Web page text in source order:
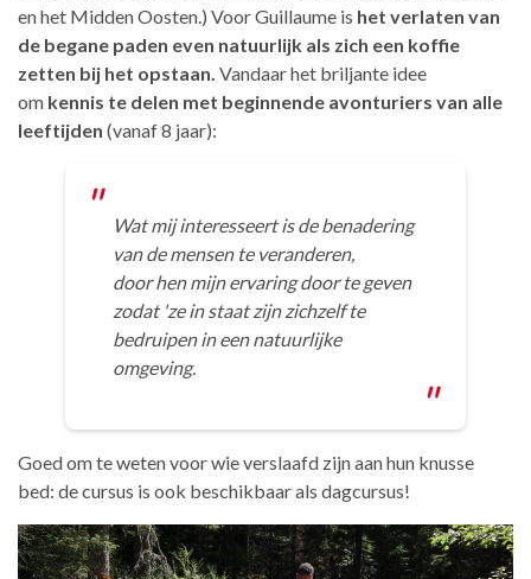
en het Midden Oosten.) Voor Guillaume is het verlaten van
de begane paden even natuurlijk als zich een koffie
zetten bij het opstaan. Vandaar het briljante idee
om kennis te delen met beginnende avonturiers van alle
leeftijden (vanaf 8 jaar):
Wat mij interesseert is de benadering
van demensen te veranderen,
doorhen mijn ervaring door tegeven
zodat 'ze instaat zijn zichzelf te
bedruipen in een natuurlijke
omgeving.
Goed om te weten voor wie verslaafd zijn aan hun knusse
bed: de cursus is ook beschikbaar als dagcursus!